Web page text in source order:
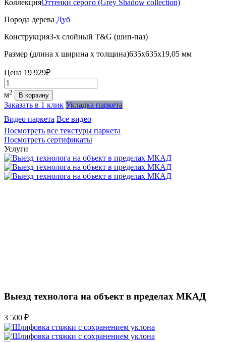
КоллекцияОттенки серого (Grеy Shadow collection)
Порода дерева Дуб
Конструкция3-х слойный T&G (шип-паз)
Размер (длина х ширина х толщина)635х635х19,05 мм
Цена 19 929₽
Количество
м2 В корзину
Заказать в 1 клик Укладка паркета
Видео паркета Все видео
Посмотреть все текстуры паркета
Посмотреть сертификаты
Услуги
Выезд технолога на объект в пределах МКАД
3 500 ₽